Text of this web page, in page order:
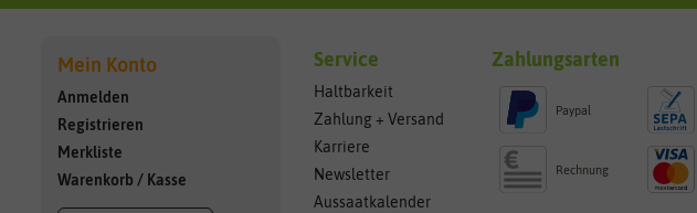
Mein Konto
Anmelden
Registrieren
Merkliste
Warenkorb / Kasse
Service
Haltbarkeit
Zahlung + Versand
Karriere
Newsletter
Aussaatkalender
Zahlungsarten
Paypal
Rechnung